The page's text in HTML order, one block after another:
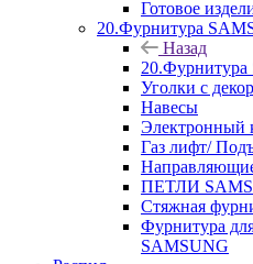
Готовое
20.Фурнитура
Назад
Уголки с
Навесы
Электронный
Газ лифт/
ПЕТЛИ
Стяжная
Фурнитура
SAMSUNG